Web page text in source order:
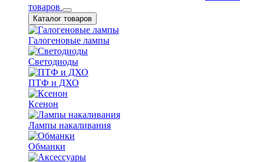
товаров
Каталог товаров
Галогеновые лампы
Светодиоды
ПТФ и ДХО
Ксенон
Лампы накаливания
Обманки